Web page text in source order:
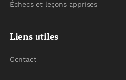
Échecs et leçons apprises
Liens utiles
Contact